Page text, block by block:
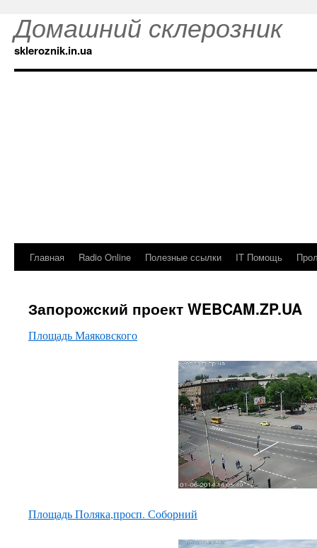
Домашний склерозник
skleroznik.in.ua
Главная Radio Online Полезные ссылки IT Помощь
Запорожский проект WEBCAM.ZP.UA
Площадь Маяковского
Площадь Поляка,просп. Соборний